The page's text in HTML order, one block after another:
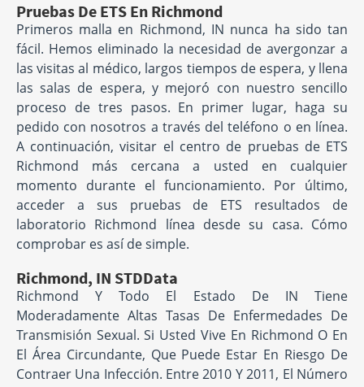
Pruebas De ETS En Richmond
Primeros malla en Richmond, IN nunca ha sido tan
fácil. Hemos eliminado la necesidad de avergonzar a
las visitas al médico, largos tiempos de espera, y llena
las salas de espera, y mejoró con nuestro sencillo
proceso de tres pasos. En primer lugar, haga su
pedido con nosotros a través del teléfono o en línea.
A continuación, visitar el centro de pruebas de ETS
Richmond más cercana a usted en cualquier
momento durante el funcionamiento. Por último,
acceder a sus pruebas de ETS resultados de
laboratorio Richmond línea desde su casa. Cómo
comprobar es así de simple.
Richmond, IN STDData
Richmond Y Todo El Estado De IN Tiene
Moderadamente Altas Tasas De Enfermedades De
Transmisión Sexual. Si Usted Vive En Richmond O En
El Área Circundante, Que Puede Estar En Riesgo De
Contraer Una Infección. Entre 2010 Y 2011, El Número